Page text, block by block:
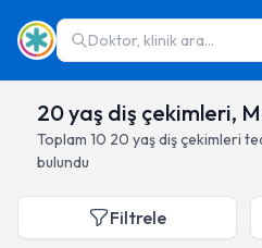
Doktor, klinik ara...
20 yaş diş çekimleri,
Toplam 10 20 yaş diş çekimleri
bulundu
Filtrele